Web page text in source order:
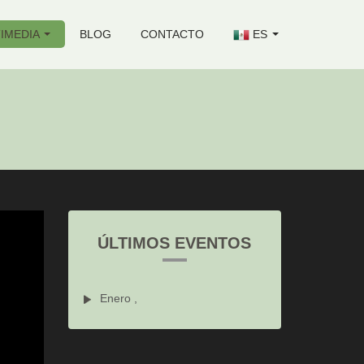
BLOG CONTACTO ES
ÚLTIMOS EVENTOS
Enero ,